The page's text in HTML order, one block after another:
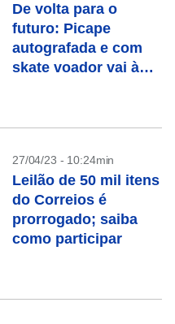
De volta para o
futuro: Picape
autografada e com
skate voador vai à
27/04/23 - 10:24min
Leilão de 50 mil itens
do Correios é
prorrogado; saiba
como participar